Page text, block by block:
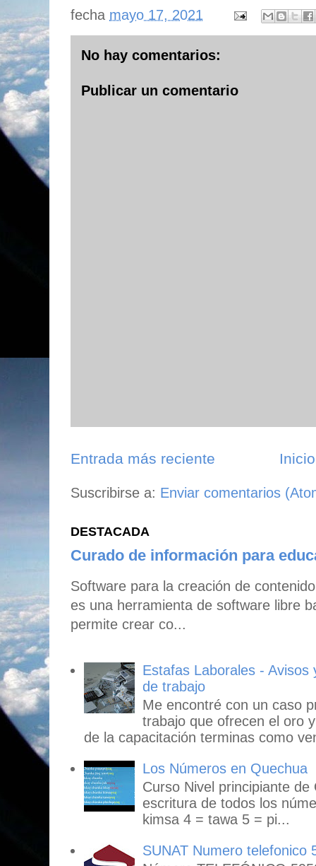
fecha mayo 17, 2021
No hay comentarios:
Publicar un comentario
Entrada más reciente Inicio
Suscribirse a: Enviar comentarios
DESTACADA
Curado de información para
Software para la creación de
es una herramienta de software libre
permite crear co...
Estafas Laborales -
de trabajo
Me encontré con un caso
trabajo que ofrecen el oro
de la capacitación terminas como
Los Números en Quechua
Curso Nivel principiante
escritura de todos los
kimsa 4 = tawa 5 = pi...
SUNAT Numero telefonico